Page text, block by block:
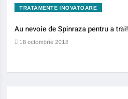
TRATAMENTE INOVATOARE
Au nevoie de Spinraza pentru a trăi!
18 octombrie 2018